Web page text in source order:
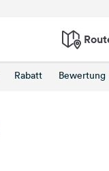
Rabatt Bewertung